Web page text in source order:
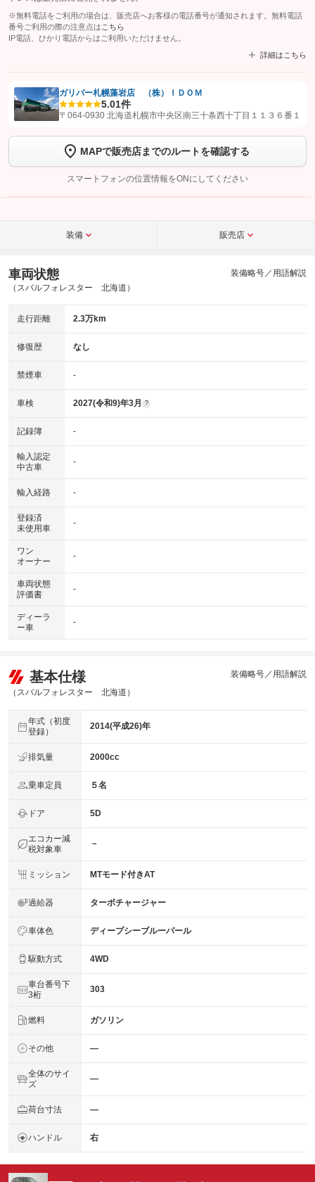
※無料電話をご利用の場合は、販売店へお客様の電話番号が通知されます。無料電話
番号ご利用の際の注意点は こちら
IP電話、ひかり電話からはご利用いただけません。
詳細はこちら
【STEP1】認証画面でグーネットを友だち追加してから「許可する」ボタンを押
トーク画面で
ボタンをタップして問い合わせを
完了してください。
こちら
ガリバー札幌藻岩店 （株）ＩＤＯＭ
5.01件
〒064-0930 北海道札幌市中央区南三十条西十丁目１１３６番１
MAPで販売店までのルートを確認する
スマートフォンの位置情報をONにしてください
装備 販売店
車両状態
（スバルフォレスター 北海道）
装備略号／用語解説
走行距離 2.3万km
修復歴 なし
禁煙車 -
車検 2027(令和9)年3月 ?
記録簿 -
輸入認定
中古車
-
輸入経路 -
登録済
未使用車
-
ワン
オーナー
-
車両状態
評価書
-
ディーラ
ー車
-
基本仕様
（スバルフォレスター 北海道）
装備略号／用語解説
年式（初度
登録）
2014(平成26)年
排気量 2000cc
乗車定員 ５名
ドア 5D
エコカー減
税対象車
－
ミッション MTモード付きAT
過給器 ターボチャージャー
車体色 ディープシーブルーパール
駆動方式 4WD
車台番号下
3桁
303
燃料 ガソリン
その他 ―
全体のサイ
ズ
―
荷台寸法 ―
ハンドル 右